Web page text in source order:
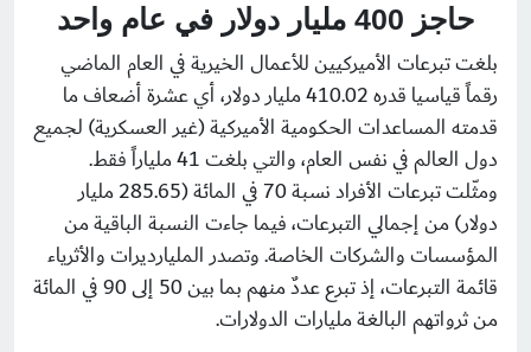
حاجز 400 مليار دولار في عام واحد
بلغت تبرعات الأميركيين للأعمال الخيرية في العام الماضي
رقماً قياسيا قدره 410.02 مليار دولار، أي عشرة أضعاف ما
قدمته المساعدات الحكومية الأميركية (غير العسكرية) لجميع
دول العالم في نفس العام، والتي بلغت 41 ملياراً فقط.
ومثّلت تبرعات الأفراد نسبة 70 في المائة (285.65 مليار
دولار) من إجمالي التبرعات، فيما جاءت النسبة الباقية من
المؤسسات والشركات الخاصة. وتصدر المليارديرات والأثرياء
قائمة التبرعات، إذ تبرع عددٌ منهم بما بين 50 إلى 90 في المائة
من ثرواتهم البالغة مليارات الدولارات.